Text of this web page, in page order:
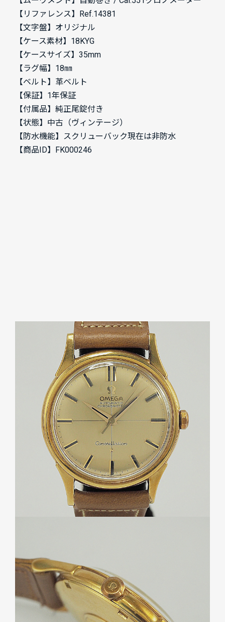
【リファレンス】Ref.14381
【文字盤】オリジナル
【ケース素材】18KYG
【ケースサイズ】35mm
【ラグ幅】18㎜
【ベルト】革ベルト
【保証】1年保証
【付属品】純正尾錠付き
【状態】中古（ヴィンテージ）
【防水機能】スクリューバック現在は非防水
【商品ID】FK000246